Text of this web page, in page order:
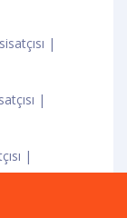
|
|
|